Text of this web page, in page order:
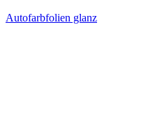
Autofarbfolien glanz